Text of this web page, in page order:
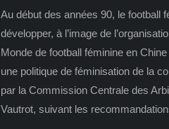
Au début des années 90, le football
développer, à l’image de
Monde de football féminine en
une politique de féminisation de la
par la Commission Centrale des
Vautrot, suivant les